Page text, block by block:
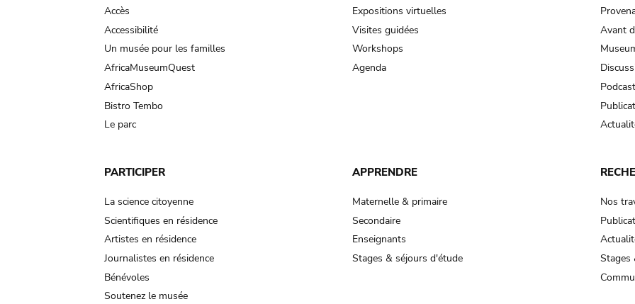
Accès
Accessibilité
Un musée pour les familles
AfricaMuseumQuest
AfricaShop
Bistro Tembo
Le parc
Expositions virtuelles
Visites guidées
Workshops
Agenda
Avant
PARTICIPER
La science citoyenne
Scientifiques en résidence
Artistes en résidence
Journalistes en résidence
Bénévoles
Soutenez le musée
APPRENDRE
Maternelle & primaire
Secondaire
Enseignants
Stages & séjours d'étude
Nos
Stages